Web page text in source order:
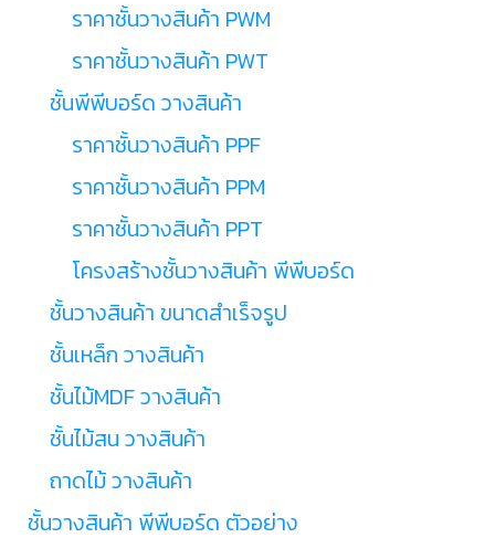
ราคาชั้นวางสินค้า PWM
ราคาชั้นวางสินค้า PWT
ชั้นพีพีบอร์ด วางสินค้า
ราคาชั้นวางสินค้า PPF
ราคาชั้นวางสินค้า PPM
ราคาชั้นวางสินค้า PPT
โครงสร้างชั้นวางสินค้า พีพีบอร์ด
ชั้นวางสินค้า ขนาดสำเร็จรูป
ชั้นเหล็ก วางสินค้า
ชั้นไม้MDF วางสินค้า
ชั้นไม้สน วางสินค้า
ถาดไม้ วางสินค้า
ชั้นวางสินค้า พีพีบอร์ด ตัวอย่าง